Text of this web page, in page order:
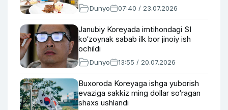
Dunyo 07:40 / 23.07.2026
Janubiy Koreyada imtihondagi SI
ko‘zoynak sabab ilk bor jinoiy ish
ochildi
Dunyo 13:55 / 20.07.2026
Buxoroda Koreyaga ishga yuborish
evaziga sakkiz ming dollar so‘ragan
shaxs ushlandi